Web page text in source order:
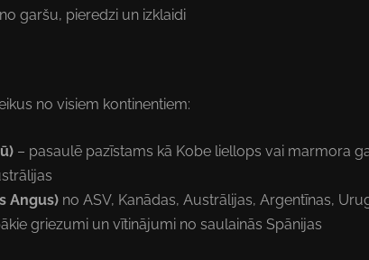
garšu, pieredzi un izklaidi
no visiem kontinentiem:
– pasaulē pazīstams kā Kobe liellops vai marmora
Angus) no ASV, Kanādas, Austrālijas, Argentīnas,
griezumi un vītinājumi no saulainās Spānijas